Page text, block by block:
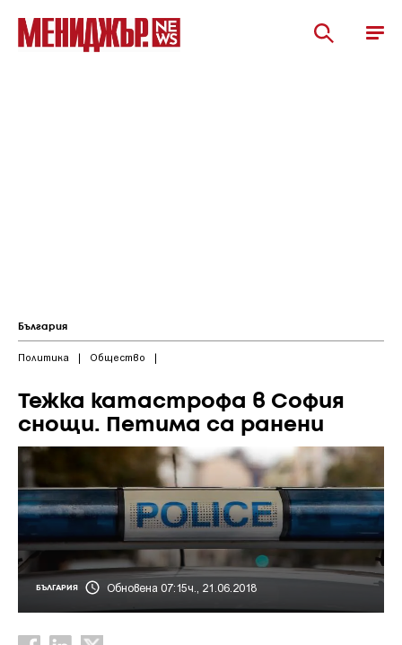
България
Политика | Общество |
Тежка катастрофа в София
снощи. Петима са ранени
БЪЛГАРИЯ Обновена 07:15ч., 21.06.2018